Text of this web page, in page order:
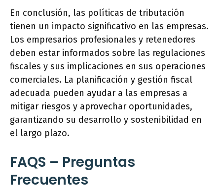
En conclusión, las políticas de tributación
tienen un impacto significativo en las empresas.
Los empresarios profesionales y retenedores
deben estar informados sobre las regulaciones
fiscales y sus implicaciones en sus operaciones
comerciales. La planificación y gestión fiscal
adecuada pueden ayudar a las empresas a
mitigar riesgos y aprovechar oportunidades,
garantizando su desarrollo y sostenibilidad en
el largo plazo.
FAQS – Preguntas
Frecuentes